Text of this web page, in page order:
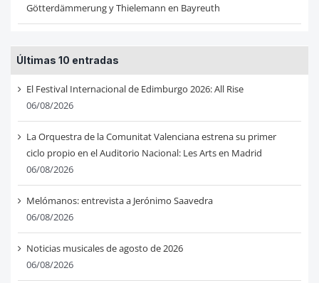
Götterdämmerung y Thielemann en Bayreuth
Últimas 10 entradas
El Festival Internacional de Edimburgo 2026: All Rise
06/08/2026
La Orquestra de la Comunitat Valenciana estrena su primer
ciclo propio en el Auditorio Nacional: Les Arts en Madrid
06/08/2026
Melómanos: entrevista a Jerónimo Saavedra
06/08/2026
Noticias musicales de agosto de 2026
06/08/2026